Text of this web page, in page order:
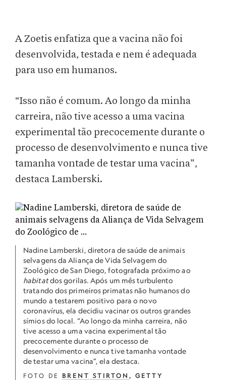
A Zoetis enfatiza que a vacina não foi
desenvolvida, testada e nem é adequada
para uso em humanos.
“Isso não é comum. Ao longo da minha
carreira, não tive acesso a uma vacina
experimental tão precocemente durante o
processo de desenvolvimento e nunca tive
tamanha vontade de testar uma vacina”,
destaca Lamberski.
Nadine Lamberski, diretora de saúde de animais
selvagens da Aliança de Vida Selvagem do
Zoológico de San Diego, fotografada próximo ao
habitatdos gorilas. Após um mês turbulento
tratando dos primeiros primatas não humanos do
mundo a testarem positivo para o novo
coronavírus, ela decidiu vacinar os outros grandes
símios do local. “Ao longo da minha carreira, não
tive acesso a uma vacina experimental tão
precocemente durante o processo de
desenvolvimento e nunca tive tamanha vontade
de testar uma vacina”, ela destaca.
FOTO DE BRENT STIRTON , GETTY